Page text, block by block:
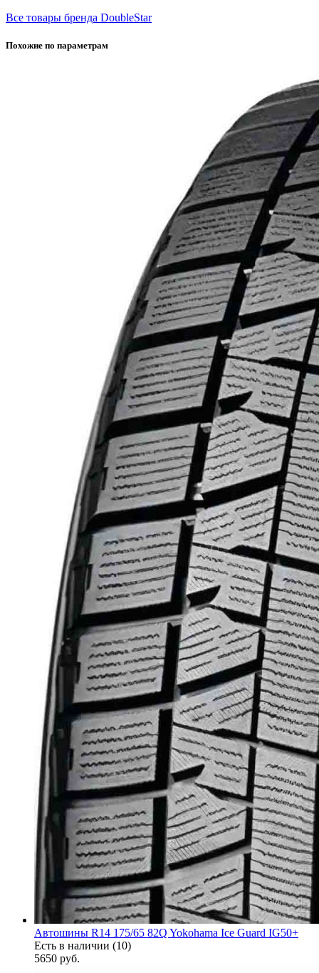
Все товары бренда DoubleStar
Похожие по параметрам
Автошины R14 175/65 82Q Yokohama Ice Guard IG50+
Есть в наличии (10)
5650 руб.